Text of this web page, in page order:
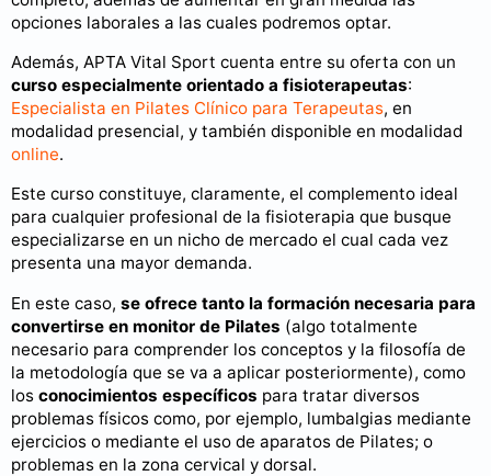
opciones laborales a las cuales podremos optar.
Además, APTA Vital Sport cuenta entre su oferta con un
curso especialmente orientado a fisioterapeutas:
Especialista en Pilates Clínico para Terapeutas, en
modalidad presencial, y también disponible en modalidad
online.
Este curso constituye, claramente, el complemento ideal
para cualquier profesional de la fisioterapia que busque
especializarse en un nicho de mercado el cual cada vez
presenta una mayor demanda.
En este caso, se ofrece tanto la formación necesaria para
convertirse en monitor de Pilates (algo totalmente
necesario para comprender los conceptos y la filosofía de
la metodología que se va a aplicar posteriormente), como
los conocimientos específicos para tratar diversos
problemas físicos como, por ejemplo, lumbalgias mediante
ejercicios o mediante el uso de aparatos de Pilates; o
problemas en la zona cervical y dorsal.